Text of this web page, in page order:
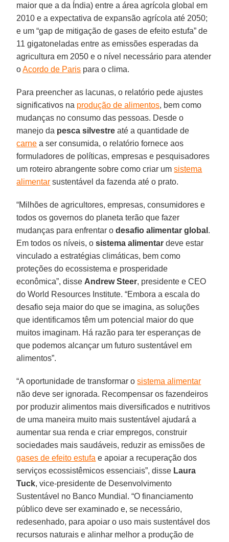
maior que a da Índia) entre a área agrícola global em
2010 e a expectativa de expansão agrícola até 2050;
e um “gap de mitigação de gases de efeito estufa” de
11 gigatoneladas entre as emissões esperadas da
agricultura em 2050 e o nível necessário para atender
oAcordo de Paris para o clima.
Para preencher as lacunas, o relatório pede ajustes
significativos na produção de alimentos, bem como
mudanças no consumo das pessoas. Desde o
manejo da pesca silvestre até a quantidade de
carne a ser consumida, o relatório fornece aos
formuladores de políticas, empresas e pesquisadores
um roteiro abrangente sobre como criar umsistema
alimentar sustentável da fazenda até o prato.
“Milhões de agricultores, empresas, consumidores e
todos os governos do planeta terão que fazer
mudanças para enfrentar o desafio alimentar global .
Em todos os níveis, osistema alimentar deve estar
vinculado a estratégias climáticas, bem como
proteções do ecossistema e prosperidade
econômica”, disse Andrew Steer, presidente e CEO
do World Resources Institute. “Embora a escala do
desafio seja maior do que se imagina, as soluções
que identificamos têm um potencial maior do que
muitos imaginam. Há razão para ter esperanças de
que podemos alcançar um futuro sustentável em
alimentos”.
“A oportunidade de transformar osistema alimentar
não deve ser ignorada. Recompensar os fazendeiros
por produzir alimentos mais diversificados e nutritivos
de uma maneira muito mais sustentável ajudará a
aumentar sua renda e criar empregos, construir
sociedades mais saudáveis, reduzir as emissões de
gases de efeito estufa e apoiar a recuperação dos
serviços ecossistêmicos essenciais”, disse Laura
Tuck, vice-presidente de Desenvolvimento
Sustentável no Banco Mundial. “O financiamento
público deve ser examinado e, se necessário,
redesenhado, para apoiar o uso mais sustentável dos
recursos naturais e alinhar melhor a produção de